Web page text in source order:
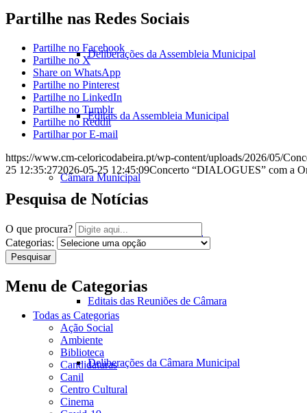
Deliberações da Assembleia Municipal
Editais da Assembleia Municipal
Câmara Municipal
Atas da Câmara Municipal
Editais das Reuniões de Câmara
Deliberações da Câmara Municipal
Partilhe nas Redes Sociais
Partilhe no Facebook
Partilhe no X
Share on WhatsApp
Partilhe no Pinterest
Partilhe no LinkedIn
Partilhe no Tumblr
Partilhe no Reddit
Partilhar por E-mail
https://www.cm-celoricodabeira.pt/wp-content/uploads/2026/05/
25 12:35:272026-05-25 12:45:09Concerto “DIALOGUES” com a
Pesquisa de Notícias
O que procura?
Categorias:
Pesquisar
Menu de Categorias
Todas as Categorias
Ação Social
Ambiente
Biblioteca
Candidaturas
Canil
Centro Cultural
Cinema